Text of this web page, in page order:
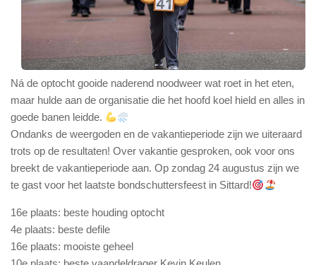
Ná de optocht gooide naderend noodweer wat roet in het eten,
maar hulde aan de organisatie die het hoofd koel hield en alles in
goede banen leidde.
Ondanks de weergoden en de vakantieperiode zijn we uiteraard
trots op de resultaten! Over vakantie gesproken, ook voor ons
breekt de vakantieperiode aan. Op zondag 24 augustus zijn we
te gast voor het laatste bondschuttersfeest in Sittard!
16e plaats: beste houding optocht
4e plaats: beste defile
16e plaats: mooiste geheel